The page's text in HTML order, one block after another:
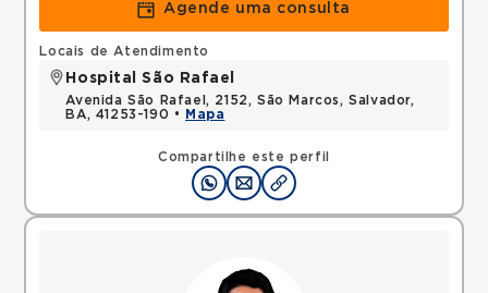
Agende uma consulta
Compartilhe este perfil
Locais de Atendimento
Hospital São Rafael
Avenida São Rafael, 2152, São Marcos, Salvador,
BA, 41253-190 •
Mapa